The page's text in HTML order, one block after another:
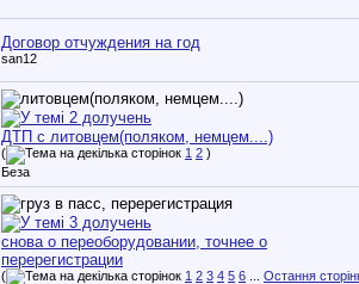
Договор отчуждения на год
san12
ДТП с литовцем(поляком, немцем....)
( 1 2 )
Беза
снова о переоборудовании, точнее о
перерегистрации
( 1 2 3 4 5 6
Остання